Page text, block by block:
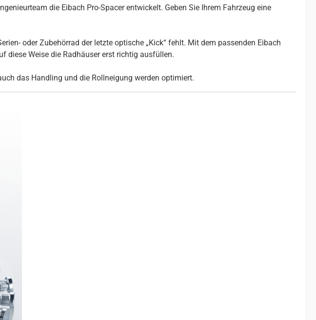
die Eibach Pro-Spacer entwickelt. Geben Sie Ihrem Fahrzeug eine
oder Zubehörrad der letzte optische „Kick“ fehlt. Mit dem passenden Eibach
diese Weise die Radhäuser erst richtig ausfüllen.
das Handling und die Rollneigung werden optimiert.